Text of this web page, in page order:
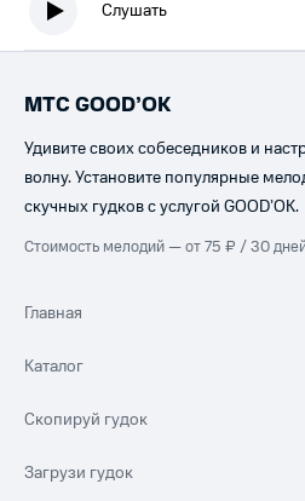
Слушать
МТС GOOD’OK
Удивите своих собеседников и
волну. Установите популярные
скучных гудков с услугой GOOD’OK.
Стоимость мелодий — от 75 ₽ / 30
Главная
Каталог
Скопируй гудок
Загрузи гудок